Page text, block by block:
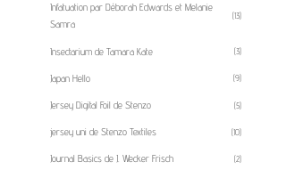
Infatuation par Déborah Edwards et Melanie
Samra
(13)
Insectarium de Tamara Kate (3)
Japan Hello (9)
Jersey Digital Foil de Stenzo (5)
jersey uni de Stenzo Textiles (10)
Journal Basics de J. Wecker Frisch (2)